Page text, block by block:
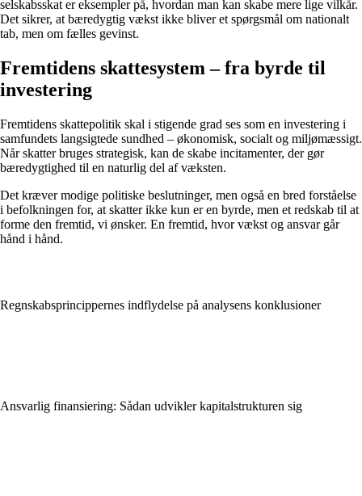
selskabsskat er eksempler på, hvordan man kan skabe mere lige vilkår.
Det sikrer, at bæredygtig vækst ikke bliver et spørgsmål om nationalt
tab, men om fælles gevinst.
Fremtidens skattesystem – fra byrde til
investering
Fremtidens skattepolitik skal i stigende grad ses som en investering i
samfundets langsigtede sundhed – økonomisk, socialt og miljømæssigt.
Når skatter bruges strategisk, kan de skabe incitamenter, der gør
bæredygtighed til en naturlig del af væksten.
Det kræver modige politiske beslutninger, men også en bred forståelse
i befolkningen for, at skatter ikke kun er en byrde, men et redskab til at
forme den fremtid, vi ønsker. En fremtid, hvor vækst og ansvar går
hånd i hånd.
Regnskabsprincippernes indflydelse på analysens konklusioner
Ansvarlig finansiering: Sådan udvikler kapitalstrukturen sig